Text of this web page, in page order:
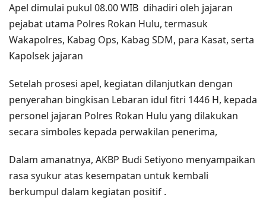
Apel dimulai pukul 08.00 WIB dihadiri oleh jajaran
pejabat utama Polres Rokan Hulu, termasuk
Wakapolres, Kabag Ops, Kabag SDM, para Kasat, serta
Kapolsek jajaran
Setelah prosesi apel, kegiatan dilanjutkan dengan
penyerahan bingkisan Lebaran idul fitri 1446 H, kepada
personel jajaran Polres Rokan Hulu yang dilakukan
secara simboles kepada perwakilan penerima,
Dalam amanatnya, AKBP Budi Setiyono menyampaikan
rasa syukur atas kesempatan untuk kembali
berkumpul dalam kegiatan positif .